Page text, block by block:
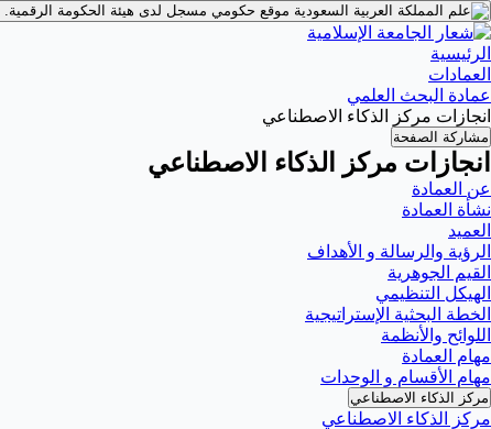
موقع حكومي مسجل لدى هيئة الحكومة الرقمية.
الرئيسية
العمادات
عمادة البحث العلمي
انجازات مركز الذكاء الاصطناعي
مشاركة الصفحة
انجازات مركز الذكاء الاصطناعي
عن العمادة
نشأة العمادة
العميد
الرؤية والرسالة و الأهداف
القيم الجوهرية
الهيكل التنظيمي
الخطة البحثية الإستراتيجية
اللوائح والأنظمة
مهام العمادة
مهام الأقسام و الوحدات
مركز الذكاء الاصطناعي
مركز الذكاء الاصطناعي